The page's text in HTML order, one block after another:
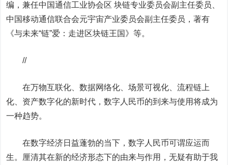
编，兼任中国通信工业协会区 块链专业委员会副主任委员、
中国移动通信联合会元宇宙产业委员会副主任委员，著有
《与未来“链”爱：走进区块链王国》等。
//
在万物互联化、数据网络化、场景可视化、流程链上
化、资产数字化的新时代，数字人民币的到来与使用将成为
一种趋势。
在数字经济日益蓬勃的当下，数字人民币可谓应运而
生。厘清其在新的经济形态下的由来与作用，无疑有助于我